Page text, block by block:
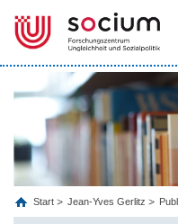
Start Jean-Yves Gerlitz